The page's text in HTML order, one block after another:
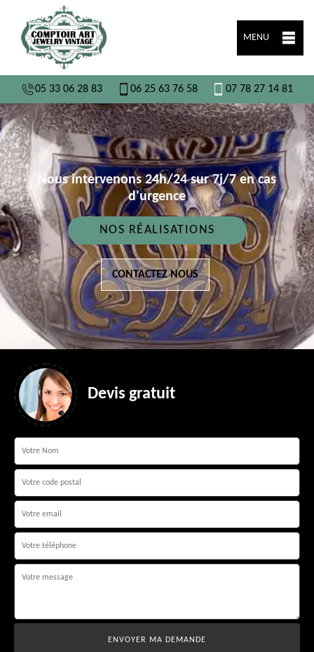
MENU
05 33 06 28 83 06 25 63 76 58 07 78 27 14 81
Nous intervenons 24h/24 sur 7j/7 en cas
d'urgence
NOS RÉALISATIONS
CONTACTEZ NOUS
Devis gratuit